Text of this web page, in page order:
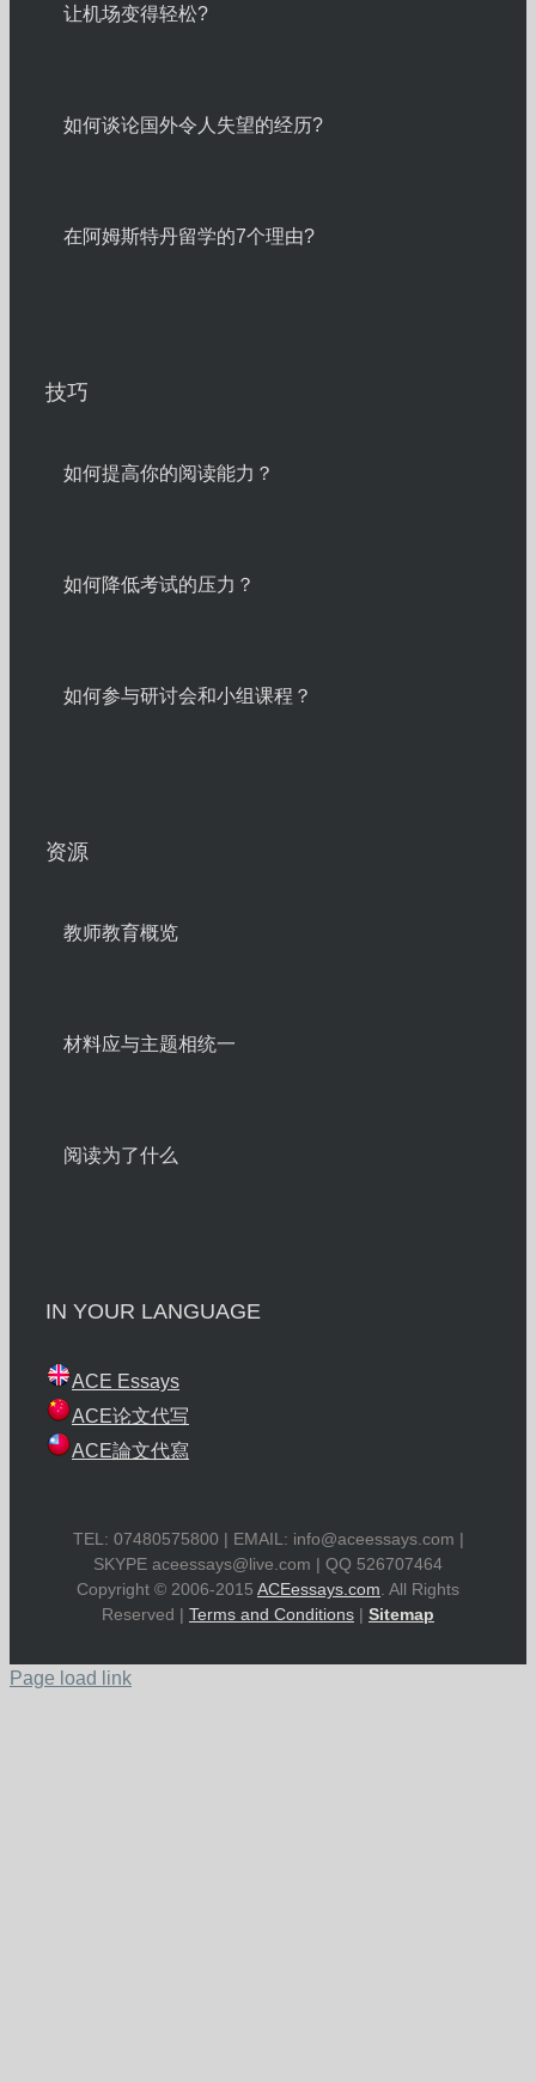
让机场变得轻松?
如何谈论国外令人失望的经历?
在阿姆斯特丹留学的7个理由?
技巧
如何提高你的阅读能力？
如何降低考试的压力？
如何参与研讨会和小组课程？
资源
教师教育概览
材料应与主题相统一
阅读为了什么
IN YOUR LANGUAGE
ACE Essays
ACE论文代写
ACE論文代寫
TEL: 07480575800 | EMAIL: info@aceessays.com |
SKYPE aceessays@live.com | QQ 526707464
Copyright © 2006-2015 ACEessays.com. All Rights
Reserved | Terms and Conditions | Sitemap
Page load link